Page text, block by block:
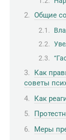
Общие
Как
советы
Как
Меры